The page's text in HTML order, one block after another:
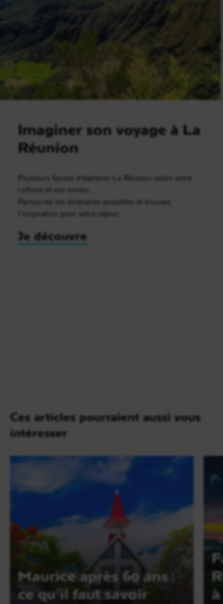
Imaginer son voyage à La
Réunion
Plusieurs façons d’explorer La Réunion selon votre
rythme et vos envies.
Parcourez les itinéraires possibles et trouvez
l’inspiration pour votre séjour
Je découvre
Ces articles pourraient aussi vous
intéresser
Maurice après 60 ans :
ce qu'il faut savoir